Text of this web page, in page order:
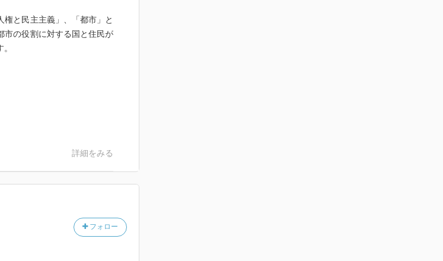
権と民主主義」、「都市」と
市の役割に対する国と住民が
詳細をみる
フォロー